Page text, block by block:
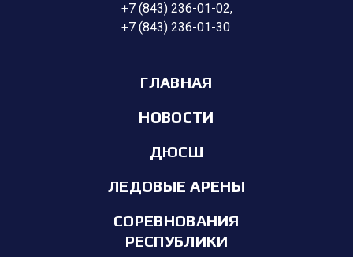
+7 (843) 236-01-02,
+7 (843) 236-01-30
ГЛАВНАЯ
НОВОСТИ
ДЮСШ
ЛЕДОВЫЕ АРЕНЫ
СОРЕВНОВАНИЯ
РЕСПУБЛИКИ